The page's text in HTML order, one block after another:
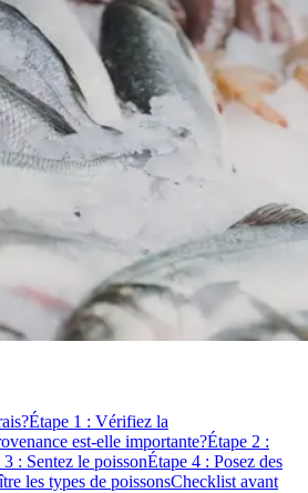
Étape 1 : Vérifiez la
est-elle importante?Étape 2 :
3 : Sentez le poissonÉtape 4 : Posez des
les types de poissonsChecklist avant